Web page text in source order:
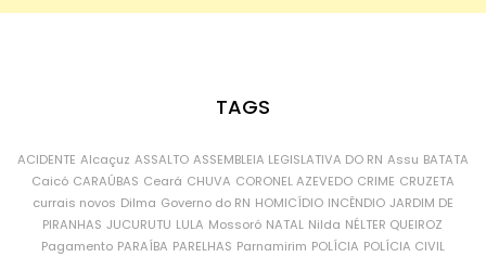
TAGS
ACIDENTE Alcaçuz ASSALTO ASSEMBLEIA LEGISLATIVA DO RN Assu BATATA
Caicó CARAÚBAS Ceará CHUVA CORONEL AZEVEDO CRIME CRUZETA
currais novos Dilma Governo do RN HOMICÍDIO INCÊNDIO JARDIM DE
PIRANHAS JUCURUTU LULA Mossoró NATAL Nilda NÉLTER QUEIROZ
Pagamento PARAÍBA PARELHAS Parnamirim POLÍCIA POLÍCIA CIVIL